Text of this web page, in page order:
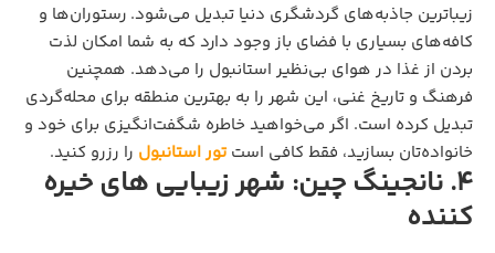
زیباترین جاذبه‌های گردشگری دنیا تبدیل می‌شود. رستوران‌ها و
کافه‌های بسیاری با فضای باز وجود دارد که به شما امکان لذت
بردن از غذا در هوای بی‌نظیر استانبول را می‌دهد. همچنین
فرهنگ و تاریخ غنی، این شهر را به بهترین منطقه برای محله‌گردی
تبدیل کرده است. اگر می‌خواهید خاطره شگفت‌انگیزی برای خود و
خانواده‌تان بسازید، فقط کافی استتور استانبول را رزرو کنید.
4. نانجینگ چین: شهر زیبایی های خیره
کننده